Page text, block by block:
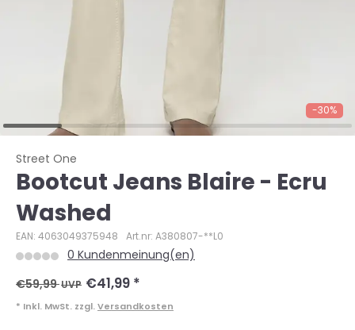
-30%
Street One
Bootcut Jeans Blaire - Ecru
Washed
EAN: 4063049375948 Art.nr: A380807-**L0
0 Kundenmeinung(en)
€59,99UVP €41,99 *
* Inkl. MwSt. zzgl. Versandkosten